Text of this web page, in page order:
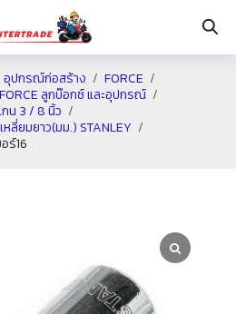
อุปกรณ์ก่อสร้าง
FORCE
FORCE ลูกบ๊อกซ์ และอุปกรณ์
น 3 / 8 นิ้ว
ยมยาว(มม.) STANLEY
ร์16